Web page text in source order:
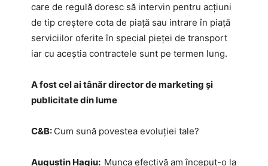
care de regulă doresc să intervin pentru acțiuni
de tip creștere cota de piață sau intrare în piață
serviciilor oferite în special pieței de transport
iar cu aceștia contractele sunt pe termen lung.
A fost cel ai tânăr director de marketing și
publicitate din lume
C&B: Cum sună povestea evoluției tale?
Augustin Hagiu: Munca efectivă am început-o la